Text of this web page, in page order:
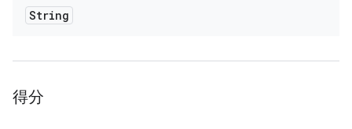
String
得分